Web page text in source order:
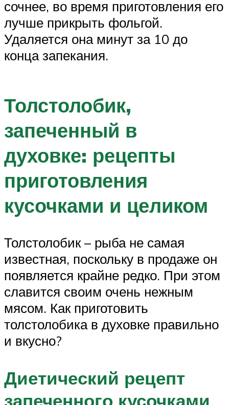
сочнее, во время приготовления его
лучше прикрыть фольгой.
Удаляется она минут за 10 до
конца запекания.
Толстолобик,
запеченный в
духовке: рецепты
приготовления
кусочками и целиком
Толстолобик – рыба не самая
известная, поскольку в продаже он
появляется крайне редко. При этом
славится своим очень нежным
мясом. Как приготовить
толстолобика в духовке правильно
и вкусно?
Диетический рецепт